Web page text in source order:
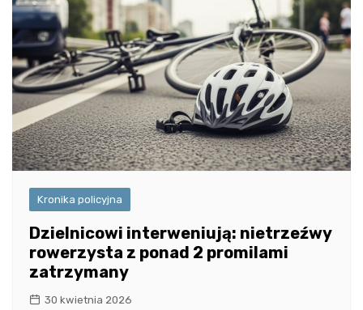
Kronika policyjna
Dzielnicowi interweniują: nietrzeźwy
rowerzysta z ponad 2 promilami
zatrzymany
30 kwietnia 2026